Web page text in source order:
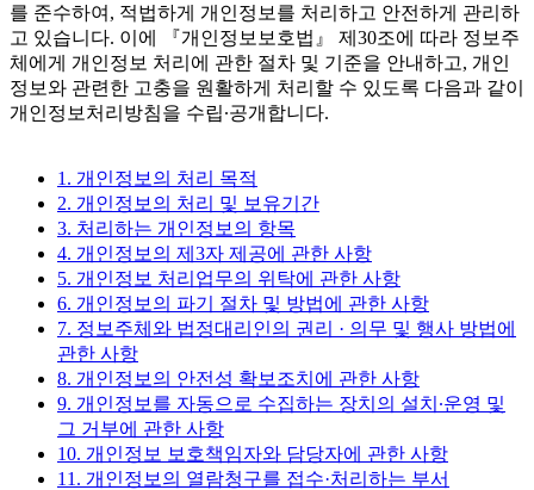
를 준수하여, 적법하게 개인정보를 처리하고 안전하게 관리하
고 있습니다. 이에 『개인정보보호법』 제30조에 따라 정보주
체에게 개인정보 처리에 관한 절차 및 기준을 안내하고, 개인
정보와 관련한 고충을 원활하게 처리할 수 있도록 다음과 같이
개인정보처리방침을 수립∙공개합니다.
1. 개인정보의 처리 목적
2. 개인정보의 처리 및 보유기간
3. 처리하는 개인정보의 항목
4. 개인정보의 제3자 제공에 관한 사항
5. 개인정보 처리업무의 위탁에 관한 사항
6. 개인정보의 파기 절차 및 방법에 관한 사항
7. 정보주체와 법정대리인의 권리 · 의무 및 행사 방법에
관한 사항
8. 개인정보의 안전성 확보조치에 관한 사항
9. 개인정보를 자동으로 수집하는 장치의 설치∙운영 및
그 거부에 관한 사항
10. 개인정보 보호책임자와 담당자에 관한 사항
11. 개인정보의 열람청구를 접수·처리하는 부서